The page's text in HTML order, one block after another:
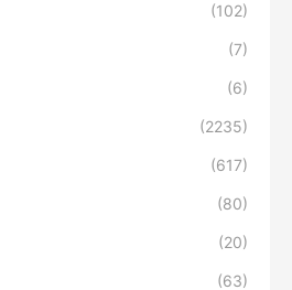
(102)
(7)
(6)
(2235)
(617)
(80)
(20)
(63)